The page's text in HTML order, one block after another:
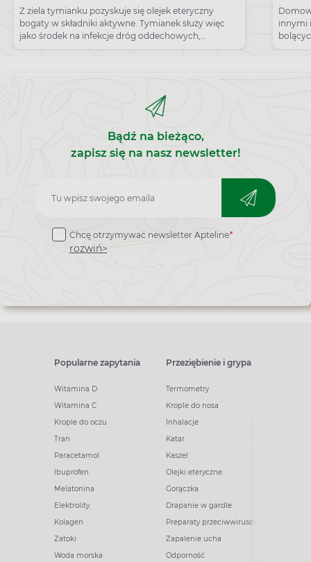
Tymianek na ból zatok
Z ziela tymianku pozyskuje się olejek eteryczny
bogaty w składniki aktywne. Tymianek służy więc
jako środek na infekcje dróg oddechowych,
rozrzedza katar.
innymi
Bądź na bieżąco,
zapisz się na nasz newsletter!
Zapisz
do
newslettera
Chcę otrzymywać newsletter Apteline*
rozwiń>
Popularne zapytania
Witamina D
Witamina C
Krople do oczu
Tran
Paracetamol
Ibuprofen
Melatonina
Elektrolity
Kolagen
Zatoki
Woda morska
Przeziębienie i grypa
Termometry
Krople do nosa
Inhalacje
Katar
Kaszel
Olejki eteryczne
Gorączka
Drapanie w gardle
Preparaty przeciwwirusowe
Zapalenie ucha
Odporność